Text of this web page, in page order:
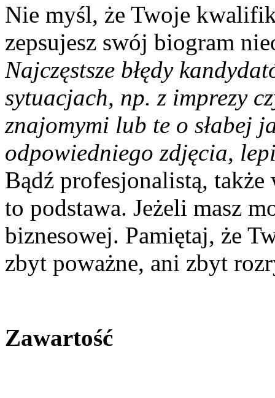
Nie myśl, że Twoje
zepsujesz swój biogram
Najczęstsze błędy
sytuacjach, np. z imprezy
znajomymi lub te o słabej
odpowiedniego zdjęcia,
Bądź profesjonalistą,
to podstawa. Jeżeli masz
biznesowej. Pamiętaj, że
zbyt poważne, ani zbyt
Zawartość